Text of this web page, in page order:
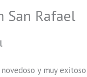
San Rafael
y muy